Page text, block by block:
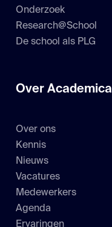
Onderzoek
Research@School
De school als PLG
Over Academica
Over ons
Kennis
Nieuws
Vacatures
Medewerkers
Agenda
Ervaringen